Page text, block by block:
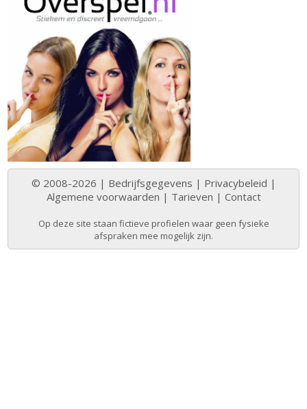
© 2008-2026 | Bedrijfsgegevens | Privacybeleid |
Algemene voorwaarden | Tarieven | Contact
Op deze site staan fictieve profielen waar geen fysieke
afspraken mee mogelijk zijn.